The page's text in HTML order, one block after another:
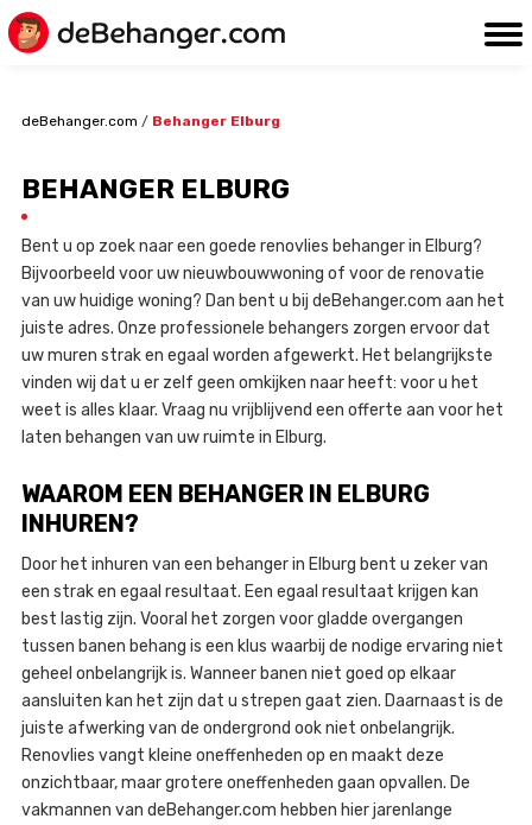
deBehanger.com / Behanger Elburg
BEHANGER ELBURG
Bent u op zoek naar een goede renovlies behanger in Elburg?
Bijvoorbeeld voor uw nieuwbouwwoning of voor de renovatie
van uw huidige woning? Dan bent u bij deBehanger.com aan het
juiste adres. Onze professionele behangers zorgen ervoor dat
uw muren strak en egaal worden afgewerkt. Het belangrijkste
vinden wij dat u er zelf geen omkijken naar heeft: voor u het
weet is alles klaar. Vraag nu vrijblijvend een offerte aan voor het
laten behangen van uw ruimte in Elburg.
WAAROM EEN BEHANGER IN ELBURG
INHUREN?
Door het inhuren van een behanger in Elburg bent u zeker van
een strak en egaal resultaat. Een egaal resultaat krijgen kan
best lastig zijn. Vooral het zorgen voor gladde overgangen
tussen banen behang is een klus waarbij de nodige ervaring niet
geheel onbelangrijk is. Wanneer banen niet goed op elkaar
aansluiten kan het zijn dat u strepen gaat zien. Daarnaast is de
juiste afwerking van de ondergrond ook niet onbelangrijk.
Renovlies vangt kleine oneffenheden op en maakt deze
onzichtbaar, maar grotere oneffenheden gaan opvallen. De
vakmannen van deBehanger.com hebben hier jarenlange